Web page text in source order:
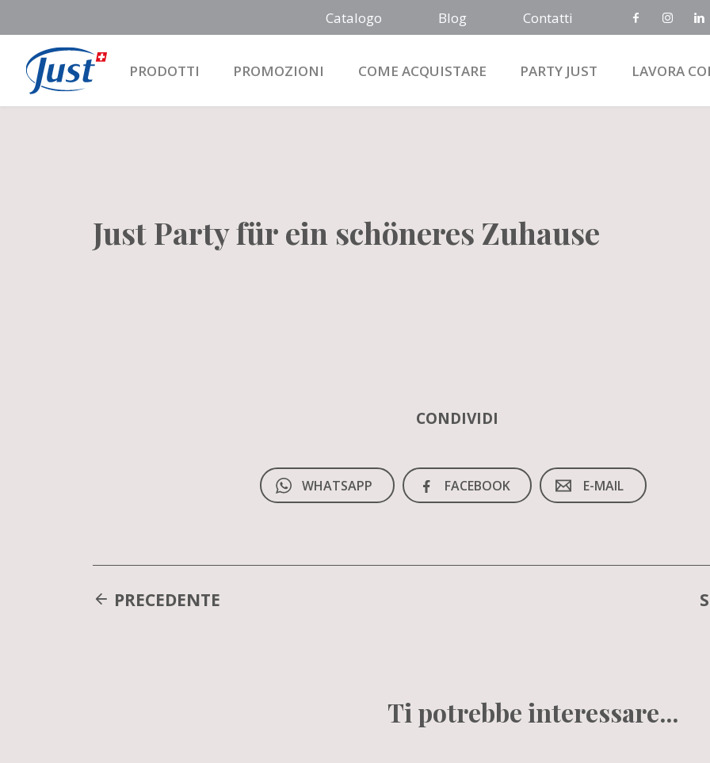
Catalogo Blog Contatti
Main Navigation
PRODOTTI PROMOZIONI COME ACQUISTARE PARTY JUST LAVORA
Just Party für ein schöneres Zuhause
CONDIVIDI
WHATSAPP FACEBOOK E-MAIL
PRECEDENTE
Ti potrebbe interessare...